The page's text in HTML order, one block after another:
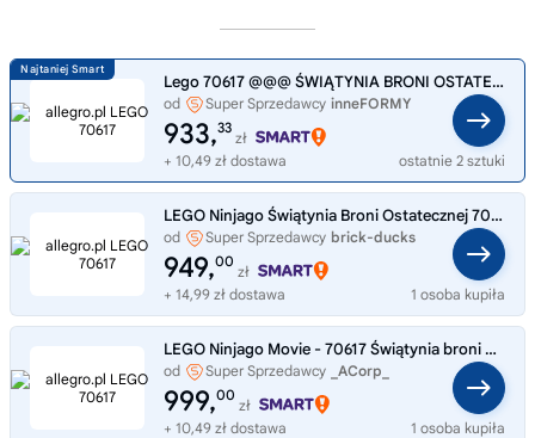
Lego 70617 @@@ ŚWIĄTYNIA BRONI OSTATECZNEJ @@@ Ninjago
od Super Sprzedawcy inneFORMY
933,33
zł
+ 10,49 zł dostawa
ostatnie 2 sztuki
LEGO Ninjago Świątynia Broni Ostatecznej 70617
od Super Sprzedawcy brick-ducks
949,00
zł
+ 14,99 zł dostawa
1 osoba kupiła
LEGO Ninjago Movie - 70617 Świątynia broni ostatecznej - Nowe
od Super Sprzedawcy _ACorp_
999,00
zł
+ 10,49 zł dostawa
1 osoba kupiła